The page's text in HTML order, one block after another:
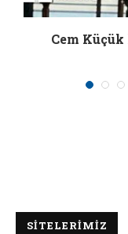
Cem
SİTELERİMİZ